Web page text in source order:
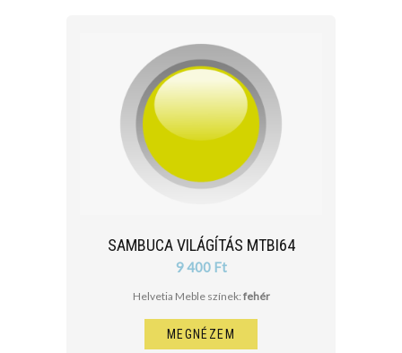
SAMBUCA VILÁGÍTÁS MTBI64
9 400 Ft
Helvetia Meble színek: fehér
MEGNÉZEM